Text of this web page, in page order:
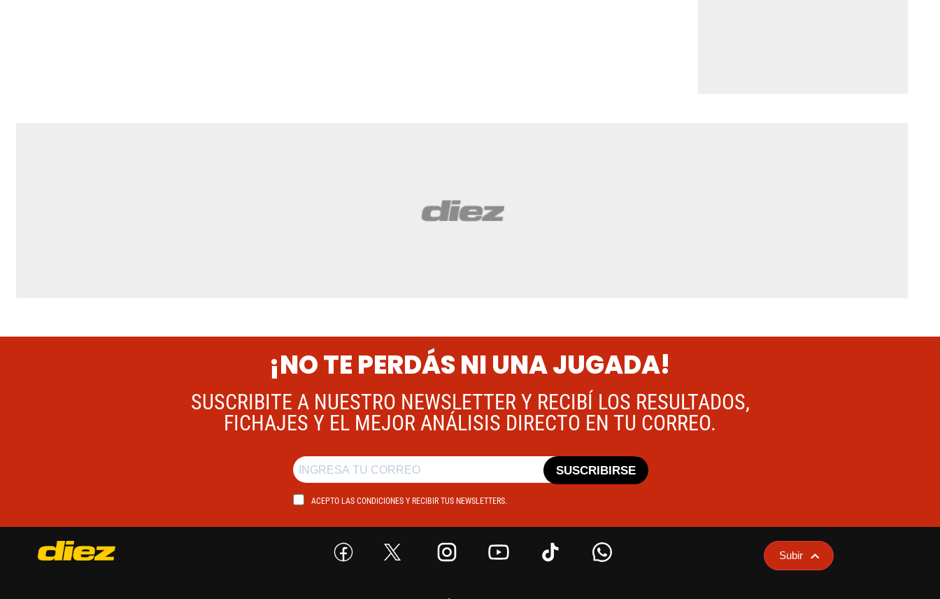
¡NO TE PERDÁS NI UNA JUGADA!
SUSCRIBITE A NUESTRO NEWSLETTER Y RECIBÍ LOS RESULTADOS,
FICHAJES Y EL MEJOR ANÁLISIS DIRECTO EN TU CORREO.
ACEPTO LAS CONDICIONES Y RECIBIR TUS NEWSLETTERS.
SUSCRIBIRSE
Subir